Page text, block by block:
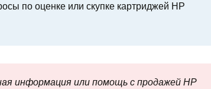
по оценке или скупке картриджей HP
информация или помощь с продажей HP